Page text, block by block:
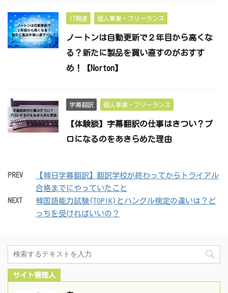
IT関連 個人事業・フリーランス
ノートンは自動更新で２年目から高くな
る？新たに製品を買い直すのがおすす
め！【Norton】
字幕翻訳 個人事業・フリーランス
【体験談】字幕翻訳の仕事はきつい？プ
ロになるのをあきらめた理由
PREV
【韓日字幕翻訳】翻訳学校が終わってからトライアル
合格までにやっていたこと
NEXT
韓国語能力試験(TOPIK)とハングル検定の違いは？ど
っちを受ければいいの？
サイト管理人